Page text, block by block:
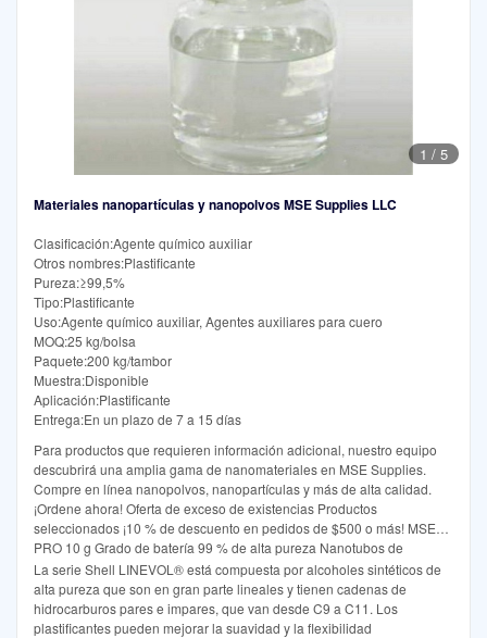
1 / 5
Materiales nanopartículas y nanopolvos MSE Supplies LLC
Clasificación:Agente químico auxiliar
Otros nombres:Plastificante
Pureza:≥99,5%
Tipo:Plastificante
Uso:Agente químico auxiliar, Agentes auxiliares para cuero
MOQ:25 kg/bolsa
Paquete:200 kg/tambor
Muestra:Disponible
Aplicación:Plastificante
Entrega:En un plazo de 7 a 15 días
Para productos que requieren información adicional, nuestro equipo
descubrirá una amplia gama de nanomateriales en MSE Supplies.
Compre en línea nanopolvos, nanopartículas y más de alta calidad.
¡Ordene ahora! Oferta de exceso de existencias Productos
seleccionados ¡10 % de descuento en pedidos de $500 o más! MSE
PRO 10 g Grado de batería 99 % de alta pureza Nanotubos de
carbono multipared
La serie Shell LINEVOL® está compuesta por alcoholes sintéticos de
alta pureza que son en gran parte lineales y tienen cadenas de
hidrocarburos pares e impares, que van desde C9 a C11. Los
plastificantes pueden mejorar la suavidad y la flexibilidad